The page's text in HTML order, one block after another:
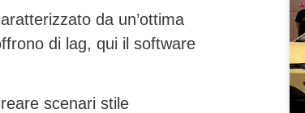
da un’ottima
di lag, qui il software
scenari stile